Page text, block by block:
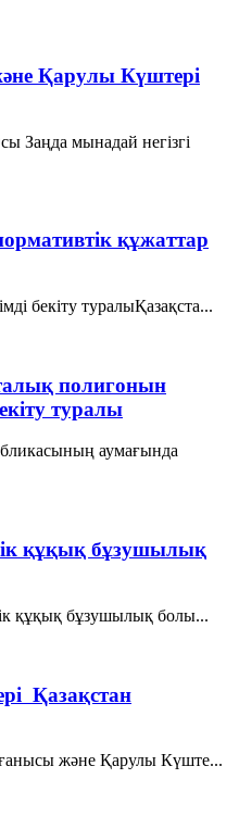
Қарулы Күштері
мынадай негізгі
құжаттар
бекіту туралыҚазақста...
полигонын
туралы
аумағында
құқық бұзушылық
құқық бұзушылық болы...
Қазақстан
және Қарулы Күште...